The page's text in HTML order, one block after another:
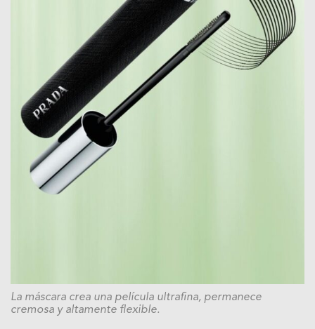
La máscara crea una película ultrafina, permanece
cremosa y altamente flexible.